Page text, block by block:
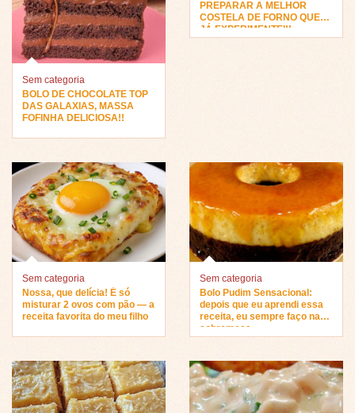
Sem categoria
BOLO DE CHOCOLATE TOP
DAS GALAXIAS, MASSA
FOFINHA DELICIOSA!!
PREPARAR A MELHOR
COSTELA DE FORNO QUE
JÁ EXPERIMENTEI!!
Sem categoria
Nossa, que delícia! É só
misturar 2 ovos com pão — a
receita favorita do meu filho
Sem categoria
Bolo Pudim Sensacional:
depois que eu aprendi essa
receita, eu sempre faço na
sobremesa…